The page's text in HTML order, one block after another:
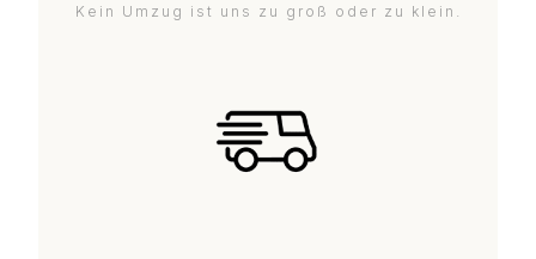
Kein Umzug ist uns zu groß oder zu klein.